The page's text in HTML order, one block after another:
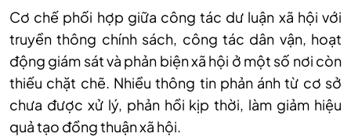
Cơ chế phối hợp giữa công tác dư luận xã hội với
truyền thông chính sách, công tác dân vận, hoạt
động giám sát và phản biện xã hội ở một số nơi còn
thiếu chặt chẽ. Nhiều thông tin phản ánh từ cơ sở
chưa được xử lý, phản hồi kịp thời, làm giảm hiệu
quả tạo đồng thuận xã hội.